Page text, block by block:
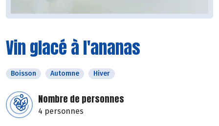
Vin glacé à l'ananas
Boisson Automne Hiver
Nombre de personnes
4 personnes